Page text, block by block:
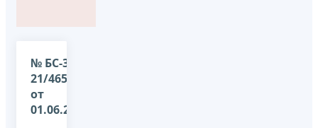
№ БС-36-
21/4656@
от
01.06.2026